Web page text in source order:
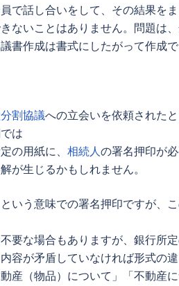
で話し合いをして、その結果を
ないことはありません。問題は
書作成は書式にしたがって作成で
割協議への立会いを依頼されたと
は
の用紙に、 相続人の署名押印が必
が生じるかもしれません。
いう意味での署名押印ですが、こ
要な場合もありますが、銀行所
容が矛盾していなければ形式の
産（物品）について」「不動産